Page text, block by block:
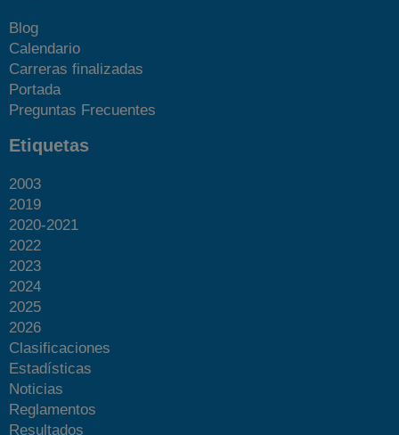
Blog
Calendario
Carreras finalizadas
Portada
Preguntas Frecuentes
Etiquetas
2003
2019
2020-2021
2022
2023
2024
2025
2026
Clasificaciones
Estadísticas
Noticias
Reglamentos
Resultados